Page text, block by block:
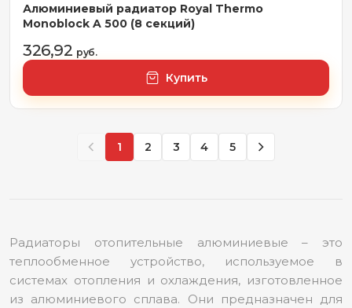
Алюминиевый радиатор Royal Thermo
Monoblock A 500 (8 секций)
326,92 руб.
Купить
1 2 3 4 5
Радиаторы отопительные алюминиевые – это
теплообменное устройство, используемое в
системах отопления и охлаждения, изготовленное
из алюминиевого сплава. Они предназначен для